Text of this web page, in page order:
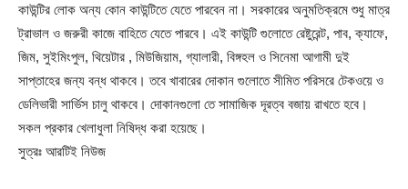
কাউন্টির লোক অন্য কোন কাউন্টিতে যেতে পারবেন না। সরকারের অনুমতিক্রমে শুধু মাত্র
ট্রাভাল ও জরুরী কাজে বাহিতে যেতে পারবে। এই কাউন্টি গুলোতে রেষ্টুরেন্ট, পাব, ক্যাফে,
জিম,‌ সুইমিংপুল, থিয়েটার , মিউজিয়াম, গ্যালারী, বিঙ্গহল ও সিনেমা আগামী দুই
সাপ্তাহের জন্য বন্ধ থাকবে। তবে খাবারের দোকান গুলোতে সীমিত পরিসরে টেকওয়ে ও
ডেলিভারী সার্ভিস চালু থাকবে। দোকানগুলো তে সামাজিক দূরত্ব বজায় রাখতে হবে।
সকল প্রকার খেলাধুলা নিষিদ্ধ করা হয়েছে।
সুত্রঃ আরটিই নিউজ